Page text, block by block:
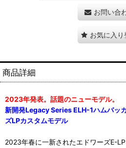
お問い合
お気に入り
商品詳細
2023年発表。話題のニューモデル。
新開発Legacy Series ELH-1ハムバッ
ズLPカスタムモデル
2023年春に一新されたエドワーズE-LP